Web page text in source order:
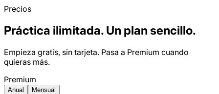
Precios
Práctica ilimitada. Un plan sencillo.
Empieza gratis, sin tarjeta. Pasa a Premium cuando
quieras más.
Premium
Anual Mensual